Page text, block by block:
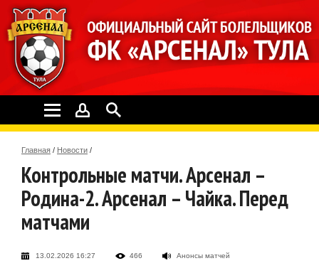
Главная / Новости /
Контрольные матчи. Арсенал –
Родина-2. Арсенал – Чайка. Перед
матчами
13.02.2026 16:27 466 Анонсы матчей